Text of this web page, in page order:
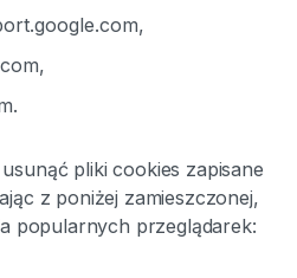
pliki cookies zapisane
z poniżej zamieszczonej,
popularnych przeglądarek: